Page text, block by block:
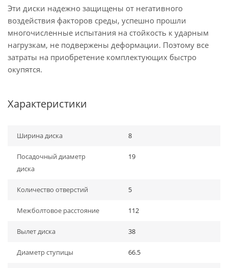
Эти диски надежно защищены от негативного
воздействия факторов среды, успешно прошли
многочисленные испытания на стойкость к ударным
нагрузкам, не подвержены деформации. Поэтому все
затраты на приобретение комплектующих быстро
окупятся.
Характеристики
Ширина диска 8
Посадочный диаметр
диска
19
Количество отверстий 5
Межболтовое расстояние 112
Вылет диска 38
Диаметр ступицы 66.5